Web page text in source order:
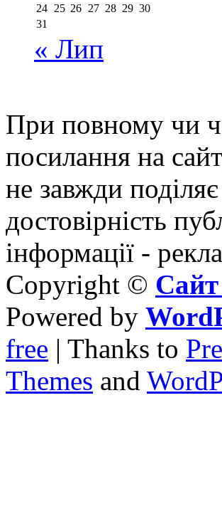
24 25 26 27 28 29 30
31
« Лип
При повному чи
посилання на сайт
не завжди
достовірність
інформації -
Copyright ©
Powered by
free | Thanks to
Themes and